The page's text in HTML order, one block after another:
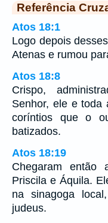
Referência
Atos 18:1
Logo depois
Atenas e rumou
Atos 18:8
Crispo,
Senhor, ele e toda
coríntios que o
batizados.
Atos 18:19
Chegaram então
Priscila e Áquila.
na sinagoga
judeus.